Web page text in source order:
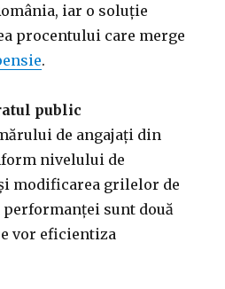
iar o soluție
procentului care merge
.
public
de angajați din
nivelului de
modificarea grilelor de
sunt două
vor eficientiza